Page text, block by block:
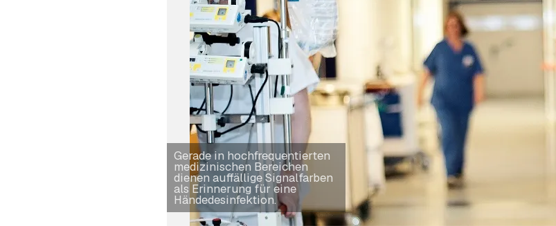
Gerade in hochfrequentierten
medizinischen Bereichen
dienen auffällige Signalfarben
als Erinnerung für eine
Händedesinfektion.